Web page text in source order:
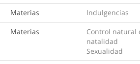
Materias Indulgencias
Materias
Control natural
natalidad
Sexualidad